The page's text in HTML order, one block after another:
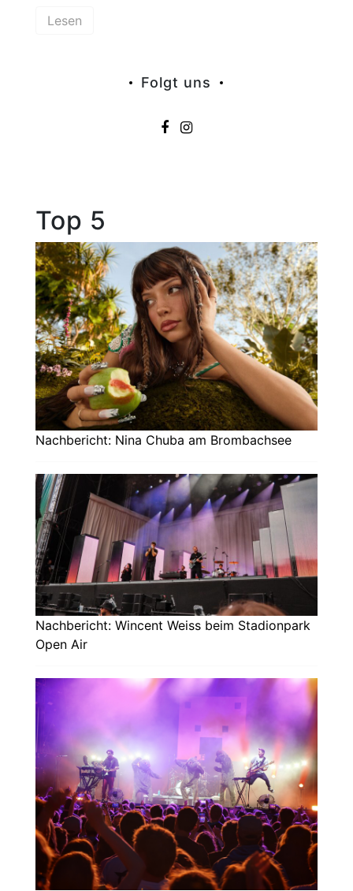
Lesen
Folgt uns
Top 5
Nachbericht: Nina Chuba am Brombachsee
Nachbericht: Wincent Weiss beim Stadionpark
Open Air